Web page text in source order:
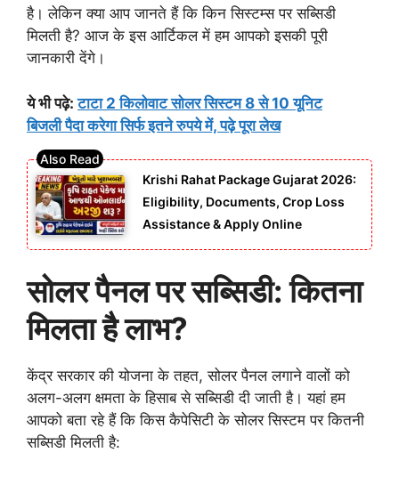
है। लेकिन क्या आप जानते हैं कि किन सिस्टम्स पर सब्सिडी
मिलती है? आज के इस आर्टिकल में हम आपको इसकी पूरी
जानकारी देंगे।
ये भी पढ़े:टाटा 2 किलोवाट सोलर सिस्टम 8 से 10 यूनिट
बिजली पैदा करेगा सिर्फ इतने रुपये में, पढ़े पूरा लेख
Krishi Rahat Package Gujarat 2026:
Eligibility, Documents, Crop Loss
Assistance & Apply Online
सोलर पैनल पर सब्सिडी: कितना
मिलता है लाभ?
केंद्र सरकार की योजना के तहत, सोलर पैनल लगाने वालों को
अलग-अलग क्षमता के हिसाब से सब्सिडी दी जाती है। यहां हम
आपको बता रहे हैं कि किस कैपेसिटी के सोलर सिस्टम पर कितनी
सब्सिडी मिलती है: